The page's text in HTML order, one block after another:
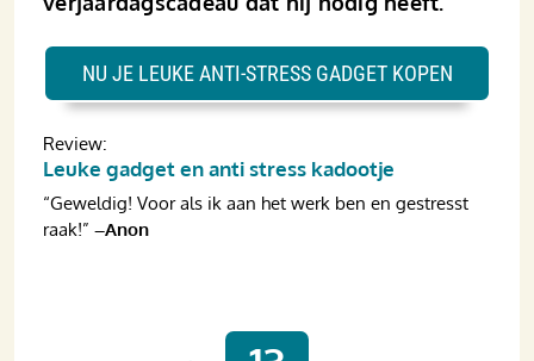
Review:
Leuke gadget en anti stress kadootje
“Geweldig! Voor als ik aan het werk ben en gestresst
raak!” –Anon
NU JE LEUKE ANTI-STRESS GADGET KOPEN